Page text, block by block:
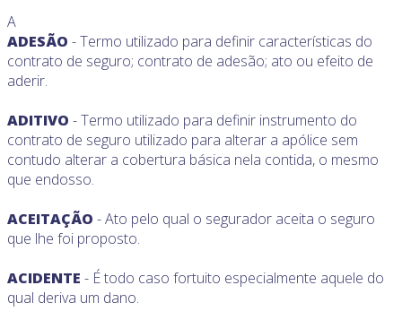
A
ADESÃO - Termo utilizado para definir características do
contrato de seguro; contrato de adesão; ato ou efeito de
aderir.
ADITIVO - Termo utilizado para definir instrumento do
contrato de seguro utilizado para alterar a apólice sem
contudo alterar a cobertura básica nela contida, o mesmo
que endosso.
ACEITAÇÃO - Ato pelo qual o segurador aceita o seguro
que lhe foi proposto.
ACIDENTE - É todo caso fortuito especialmente aquele do
qual deriva um dano.